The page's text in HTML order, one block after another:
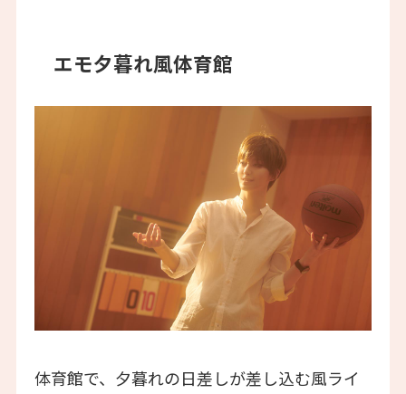
エモ夕暮れ風体育館
体育館で、夕暮れの日差しが差し込む風ライ